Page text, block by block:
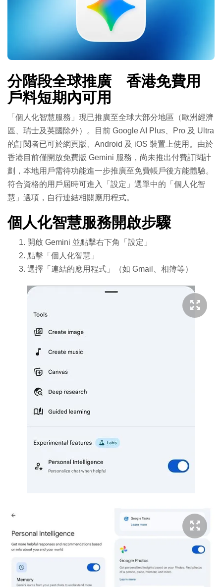
分階段全球推廣 香港免費用
戶料短期內可用
「個人化智慧服務」現已推廣至全球大部分地區（歐洲經濟
區、瑞士及英國除外）。目前 Google AI Plus、Pro 及 Ultra
的訂閱者已可於網頁版、Android 及 iOS 裝置上使用。 由於
香港目前僅開放免費版 Gemini 服務，尚未推出付費訂閱計
劃，本地用戶需待功能進一步推廣至免費帳戶後方能體驗。
符合資格的用戶屆時可進入「設定」選單中的「個人化智
慧」選項，自行連結相關應用程式。
個人化智慧服務開啟步驟
開啟 Gemini 並點擊右下角「設定」
點擊「個人化智慧」
選擇「連結的應用程式」（如 Gmail、相簿等）